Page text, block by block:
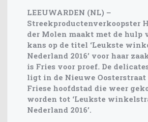
LEEUWARDEN (NL) –
Streekproductenverkoopster
der Molen maakt met de hulp
kans op de titel ‘Leukste
Nederland 2016’ voor haar
is Fries voor proef. De
ligt in de Nieuwe Oosterstraat
Friese hoofdstad die weer
worden tot ‘Leukste
Nederland 2016’.